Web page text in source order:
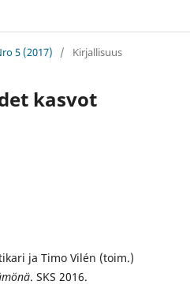
5 (2017) / Kirjallisuus
kasvot
ja Timo Vilén (toim.)
. SKS 2016.